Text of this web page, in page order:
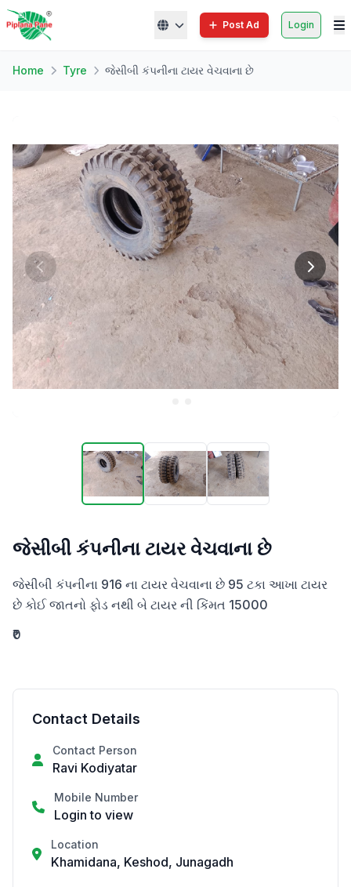
Post Ad Login
Home Tyre જેસીબી કંપનીના ટાયર વેચવાના છે
જેસીબી કંપનીના ટાયર વેચવાના છે
જેસીબી કંપનીના 916 ના ટાયર વેચવાના છે 95 ટકા આખા ટાયર
છે કોઈ જાતનો ફોડ નથી બે ટાયર ની કિંમત 15000
₹0
Contact Details
Contact Person
Ravi Kodiyatar
Mobile Number
Login to view
Location
Khamidana, Keshod, Junagadh